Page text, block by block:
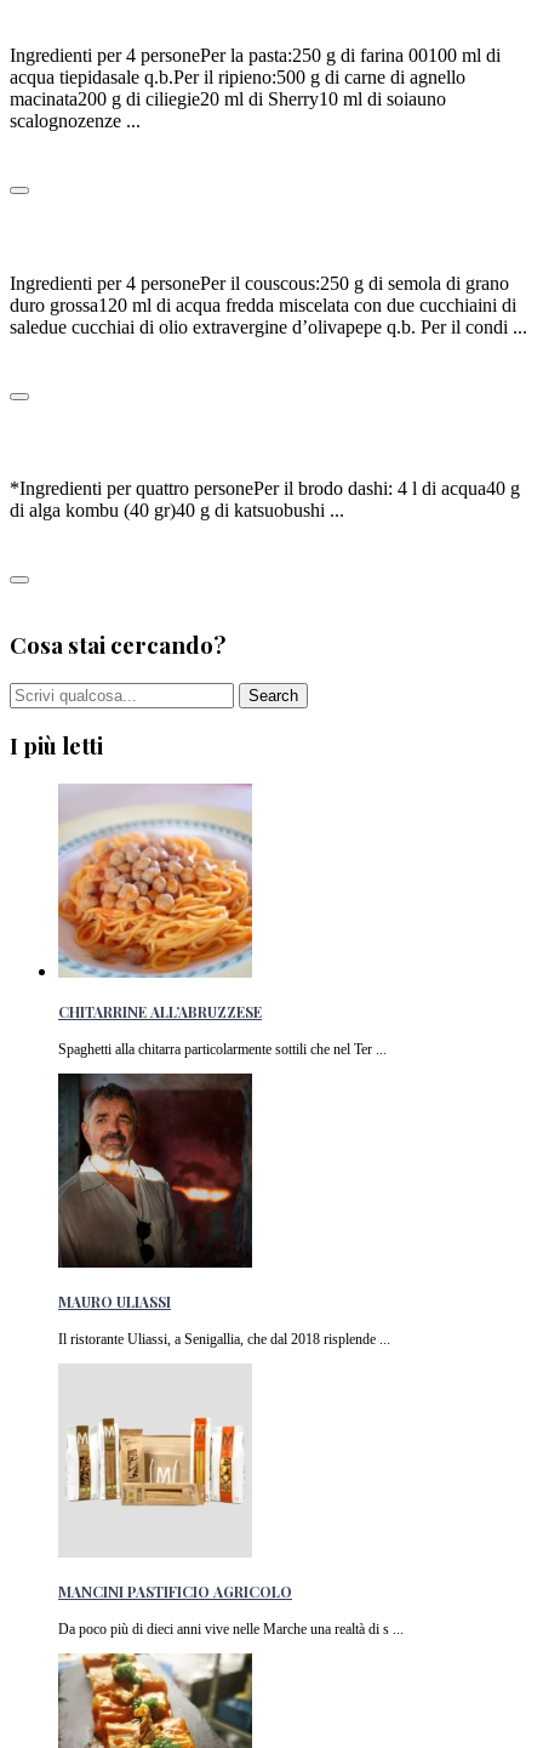
Ingredienti per 4 personePer la pasta:250 g di farina 00100 ml di
acqua tiepidasale q.b.Per il ripieno:500 g di carne di agnello
macinata200 g di ciliegie20 ml di Sherry10 ml di soiauno
scalognozenze ...
Ingredienti per 4 personePer il couscous:250 g di semola di grano
duro grossa120 ml di acqua fredda miscelata con due cucchiaini di
saledue cucchiai di olio extravergine d’olivapepe q.b. Per il condi ...
*Ingredienti per quattro personePer il brodo dashi: 4 l di acqua40 g
di alga kombu (40 gr)40 g di katsuobushi ...
Cosa stai cercando?
I più letti
CHITARRINE ALL’ABRUZZESE
Spaghetti alla chitarra particolarmente sottili che nel Ter ...
MAURO ULIASSI
Il ristorante Uliassi, a Senigallia, che dal 2018 risplende ...
MANCINI PASTIFICIO AGRICOLO
Da poco più di dieci anni vive nelle Marche una realtà di s ...